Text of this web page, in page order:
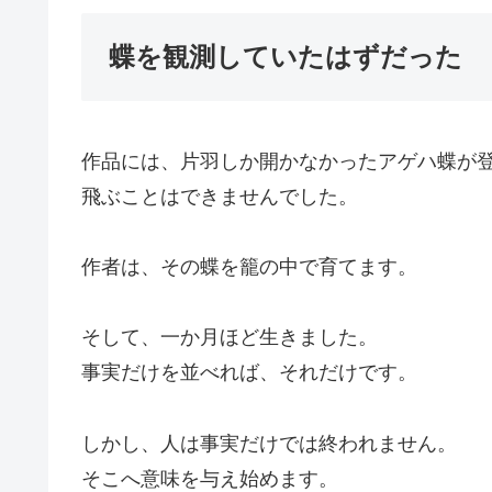
蝶を観測していたはずだった
作品には、片羽しか開かなかったアゲハ蝶が
飛ぶことはできませんでした。
作者は、その蝶を籠の中で育てます。
そして、一か月ほど生きました。
事実だけを並べれば、それだけです。
しかし、人は事実だけでは終われません。
そこへ意味を与え始めます。